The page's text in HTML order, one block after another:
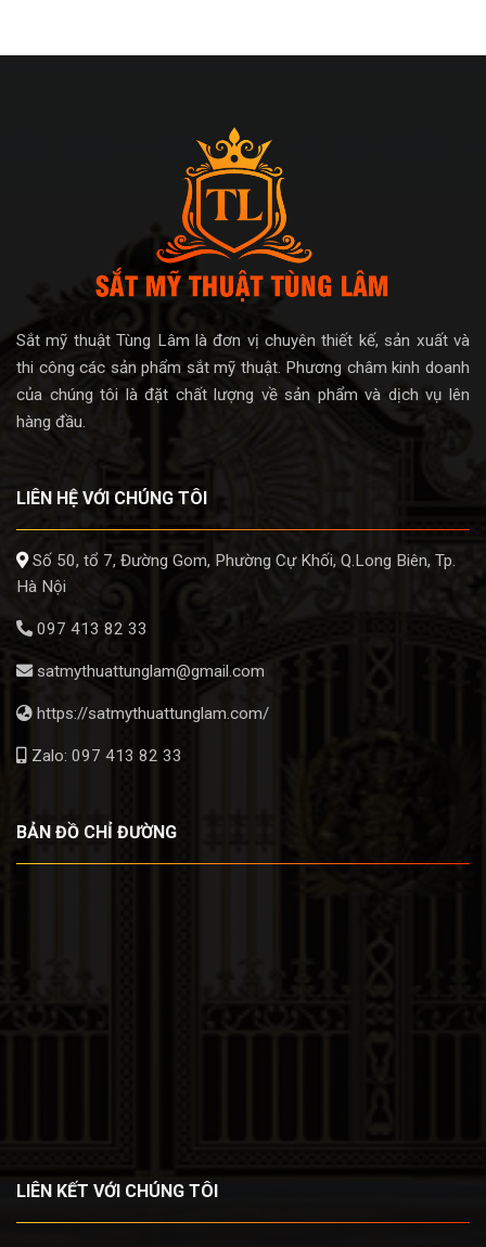
Sắt mỹ thuật Tùng Lâm là đơn vị chuyên thiết kế, sản xuất và
thi công các sản phẩm sắt mỹ thuật. Phương châm kinh doanh
của chúng tôi là đặt chất lượng về sản phẩm và dịch vụ lên
hàng đầu.
LIÊN HỆ VỚI CHÚNG TÔI
Số 50, tổ 7, Đường Gom, Phường Cự Khối, Q.Long Biên, Tp.
Hà Nội
097 413 82 33
satmythuattunglam@gmail.com
https://satmythuattunglam.com/
Zalo: 097 413 82 33
BẢN ĐỒ CHỈ ĐƯỜNG
LIÊN KẾT VỚI CHÚNG TÔI